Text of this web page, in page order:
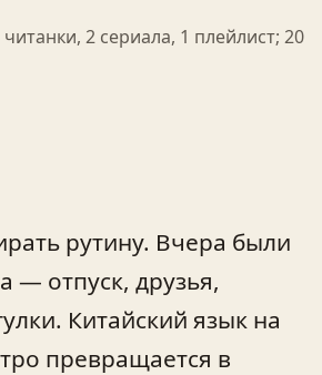
2 сериала, 1 плейлист; 20
рутину. Вчера были
— отпуск, друзья,
Китайский язык на
превращается в